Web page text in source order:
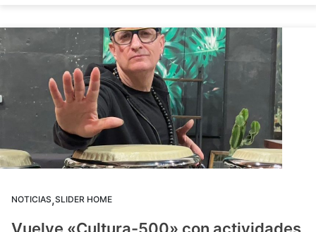
NOTICIAS,SLIDER HOME
Vuelve «Cultura-500» con actividades